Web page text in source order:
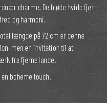
charme. De bløde hvide fjer
og harmoni.
længde på 72 cm er denne
men en invitation til at
fra fjerne lande.
boheme touch.